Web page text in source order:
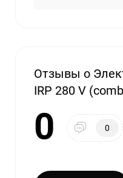
Отзывы о
IRP 280 V
0 0